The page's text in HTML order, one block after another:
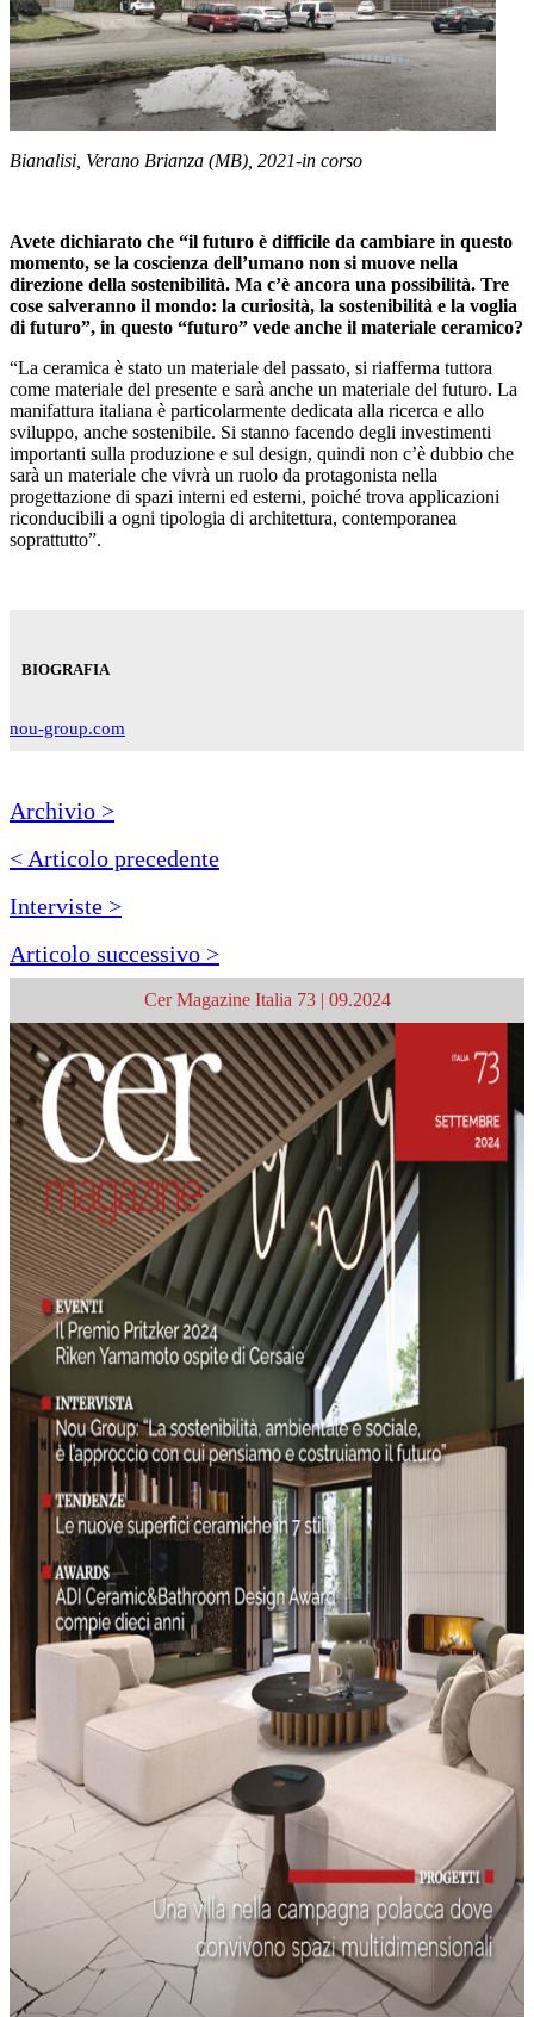
Bianalisi, Verano Brianza (MB), 2021-in corso
Avete dichiarato che “il futuro è difficile da cambiare in questo
momento, se la coscienza dell’umano non si muove nella
direzione della sostenibilità. Ma c’è ancora una possibilità. Tre
cose salveranno il mondo: la curiosità, la sostenibilità e la voglia
di futuro”, in questo “futuro” vede anche il materiale ceramico?
“La ceramica è stato un materiale del passato, si riafferma tuttora
come materiale del presente e sarà anche un materiale del futuro. La
manifattura italiana è particolarmente dedicata alla ricerca e allo
sviluppo, anche sostenibile. Si stanno facendo degli investimenti
importanti sulla produzione e sul design, quindi non c’è dubbio che
sarà un materiale che vivrà un ruolo da protagonista nella
progettazione di spazi interni ed esterni, poiché trova applicazioni
riconducibili a ogni tipologia di architettura, contemporanea
soprattutto”.
BIOGRAFIA
nou-group.com
Archivio >
< Articolo precedente
Interviste >
Articolo successivo >
Cer Magazine Italia 73 | 09.2024